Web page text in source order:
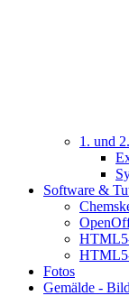
1. und
Software &
Fotos
Gemälde -